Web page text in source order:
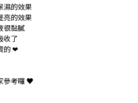
濕的效果
亮的效果
很黏膩
收了
的 ❤
參考囉 ♥